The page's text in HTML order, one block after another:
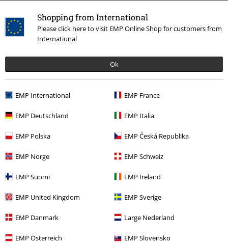
Shopping from International
Please click here to visit EMP Online Shop for customers from
International
Ok
EMP International EMP France
EMP Deutschland EMP Italia
EMP Polska EMP Česká Republika
EMP Norge EMP Schweiz
EMP Suomi EMP Ireland
EMP United Kingdom EMP Sverige
EMP Danmark Large Nederland
EMP Österreich EMP Slovensko
Senast besökt
%